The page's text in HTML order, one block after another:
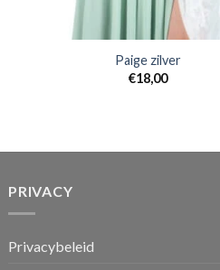
Paige zilver
€18,00
PRIVACY
Privacybeleid